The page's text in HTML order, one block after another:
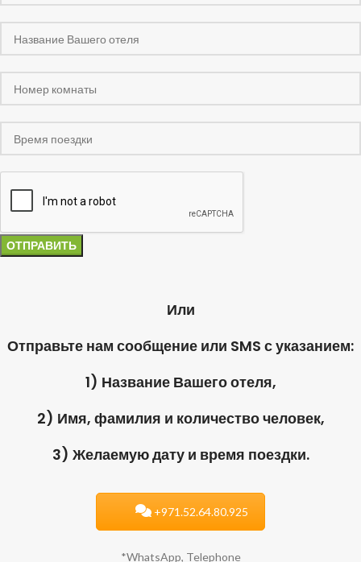
Или
Отправьте нам сообщение или SMS с указанием:
1) Название Вашего отеля,
2) Имя, фамилия и количество человек,
3) Желаемую дату и время поездки.
+971.52.64.80.925
*WhatsApp, Telephone